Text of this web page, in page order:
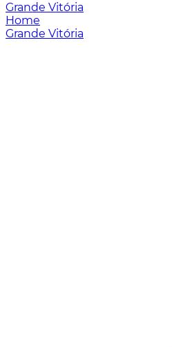
Grande Vitória
Home
Grande Vitória